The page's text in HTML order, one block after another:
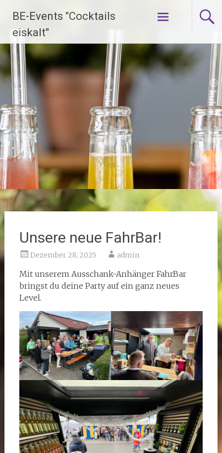
Inhalt
springen
BE-Events "Cocktails
eiskalt"
Unsere neue FahrBar!
Dezember 28, 2025 admin
Mit unserem Ausschank-Anhänger FahrBar
bringst du deine Party auf ein ganz neues
Level.